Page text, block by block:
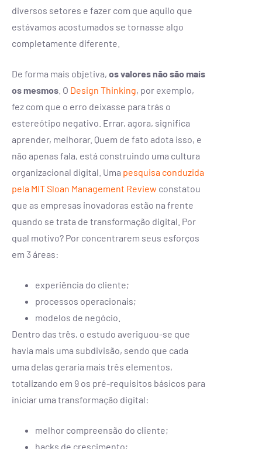
diversos setores e fazer com que aquilo que
estávamos acostumados se tornasse algo
completamente diferente.
De forma mais objetiva, os valores não são mais
os mesmos . O Design Thinking, por exemplo,
fez com que o erro deixasse para trás o
estereótipo negativo. Errar, agora, significa
aprender, melhorar. Quem de fato adota isso, e
não apenas fala, está construindo uma cultura
organizacional digital. Uma pesquisa conduzida
pela MIT Sloan Management Review constatou
que as empresas inovadoras estão na frente
quando se trata de transformação digital. Por
qual motivo? Por concentrarem seus esforços
em 3 áreas:
experiência do cliente;
processos operacionais;
modelos de negócio.
Dentro das três, o estudo averiguou-se que
havia mais uma subdivisão, sendo que cada
uma delas geraria mais três elementos,
totalizando em 9 os pré-requisitos básicos para
iniciar uma transformação digital:
melhor compreensão do cliente;
hacks de crescimento;